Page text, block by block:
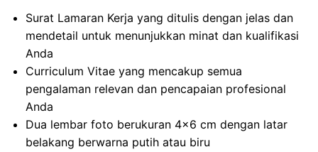
Surat Lamaran Kerja yang ditulis dengan jelas dan
mendetail untuk menunjukkan minat dan kualifikasi
Anda
Curriculum Vitae yang mencakup semua
pengalaman relevan dan pencapaian profesional
Anda
Dua lembar foto berukuran 4×6 cm dengan latar
belakang berwarna putih atau biru